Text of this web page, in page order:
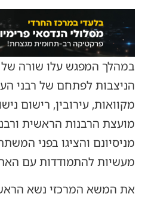
במהלך המפגש עלו שורה של
הניצבות לפתחם של רבני
מקוואות, עירובין, רישום
מועצת הרבנות הראשית
מניסיונם והציגו בפני
מעשיות להתמודדות עם
את המשא המרכזי נשא